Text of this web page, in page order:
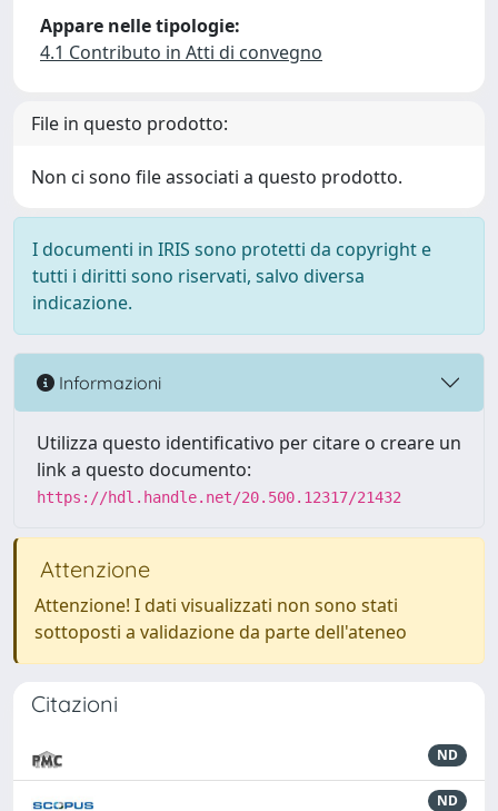
Appare nelle tipologie:
4.1 Contributo in Atti di convegno
File in questo prodotto:
Non ci sono file associati a questo prodotto.
I documenti in IRIS sono protetti da copyright e
tutti i diritti sono riservati, salvo diversa
indicazione.
Informazioni
Utilizza questo identificativo per citare o creare un
link a questo documento:
https://hdl.handle.net/20.500.12317/21432
Attenzione
Attenzione! I dati visualizzati non sono stati
sottoposti a validazione da parte dell'ateneo
Citazioni
ND
ND